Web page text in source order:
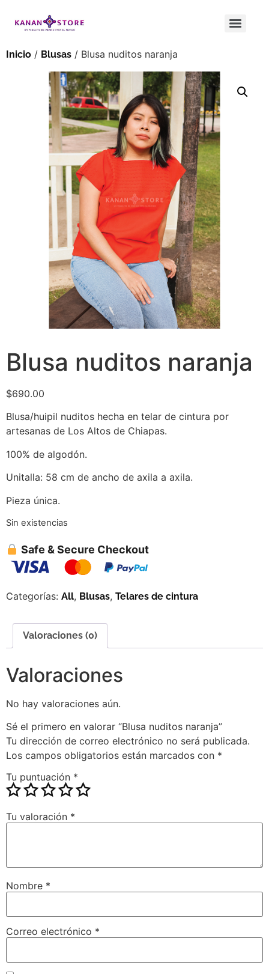
Inicio / Blusas / Blusa nuditos naranja
Blusa nuditos naranja
$690.00
Blusa/huipil nuditos hecha en telar de cintura por
artesanas de Los Altos de Chiapas.
100% de algodón.
Unitalla: 58 cm de ancho de axila a axila.
Pieza única.
Sin existencias
Safe & Secure Checkout
Categorías: All, Blusas, Telares de cintura
Valoraciones (0)
Valoraciones
No hay valoraciones aún.
Sé el primero en valorar “Blusa nuditos naranja”
Tu dirección de correo electrónico no será publicada.
Los campos obligatorios están marcados con *
Tu puntuación *
Tu valoración *
Nombre *
Correo electrónico *